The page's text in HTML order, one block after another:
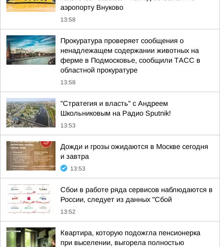
аэропорту Внуково
13:58
Прокуратура проверяет сообщения о
ненадлежащем содержании животных на
ферме в Подмосковье, сообщили ТАСС в
областной прокуратуре
13:58
"Стратегия и власть" с Андреем
Школьниковым на Радио Sputnik!
13:53
Дожди и грозы ожидаются в Москве сегодня
и завтра
13:53
Сбои в работе ряда сервисов наблюдаются в
России, следует из данных "Сбой
13:52
Квартира, которую подожгла пенсионерка
при выселении, выгорела полностью